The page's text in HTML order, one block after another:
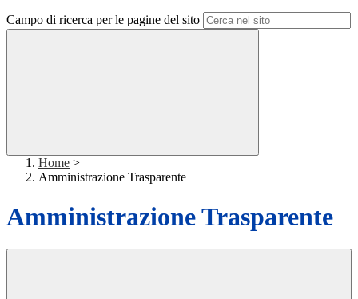
Campo di ricerca per le pagine del sito
Home >
Amministrazione Trasparente
Amministrazione Trasparente